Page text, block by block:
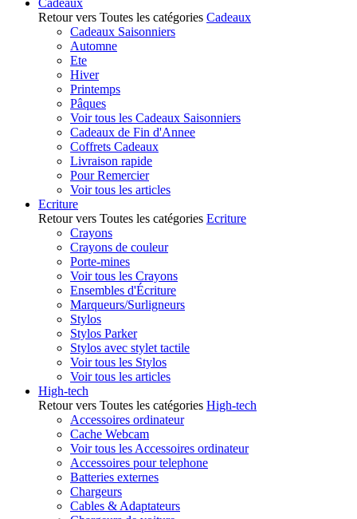
Cadeaux
Retour vers Toutes les catégories Cadeaux
Cadeaux Saisonniers
Automne
Ete
Hiver
Printemps
Pâques
Voir tous les Cadeaux Saisonniers
Cadeaux de Fin d'Annee
Coffrets Cadeaux
Livraison rapide
Pour Remercier
Voir tous les articles
Ecriture
Retour vers Toutes les catégories Ecriture
Crayons
Crayons de couleur
Porte-mines
Voir tous les Crayons
Ensembles d'Écriture
Marqueurs/Surligneurs
Stylos
Stylos Parker
Stylos avec stylet tactile
Voir tous les Stylos
Voir tous les articles
High-tech
Retour vers Toutes les catégories High-tech
Accessoires ordinateur
Cache Webcam
Voir tous les Accessoires ordinateur
Accessoires pour telephone
Batteries externes
Chargeurs
Cables & Adaptateurs